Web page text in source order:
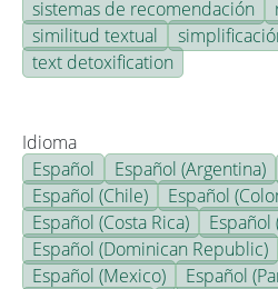
sistemas de recomendación
similitud textual
text detoxification
Idioma
Español
Español (Argentina)
Español (Chile)
Español
Español (Costa Rica)
Español
Español (Dominican Republic)
Español (Mexico)
Español